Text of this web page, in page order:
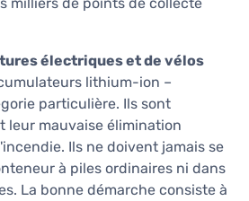
milliers de points de collecte
électriques et de vélos
lithium-ion –
particulière. Ils sont
leur mauvaise élimination
Ils ne doivent jamais se
à piles ordinaires ni dans
La bonne démarche consiste à